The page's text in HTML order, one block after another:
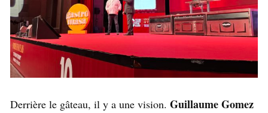
Derrière le gâteau, il y a une vision. Guillaume Gomez